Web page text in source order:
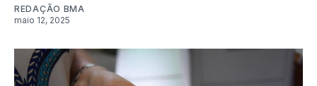
REDAÇÃO BMA
maio 12, 2025